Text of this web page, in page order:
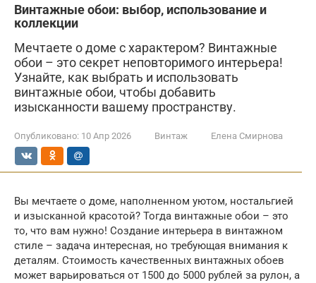
Винтажные обои: выбор, использование и
коллекции
Мечтаете о доме с характером? Винтажные
обои – это секрет неповторимого интерьера!
Узнайте, как выбрать и использовать
винтажные обои, чтобы добавить
изысканности вашему пространству.
Опубликовано: 10 Апр 2026 Винтаж Елена Смирнова
Вы мечтаете о доме, наполненном уютом, ностальгией
и изысканной красотой? Тогда винтажные обои – это
то, что вам нужно! Создание интерьера в винтажном
стиле – задача интересная, но требующая внимания к
деталям. Стоимость качественных винтажных обоев
может варьироваться от 1500 до 5000 рублей за рулон, а